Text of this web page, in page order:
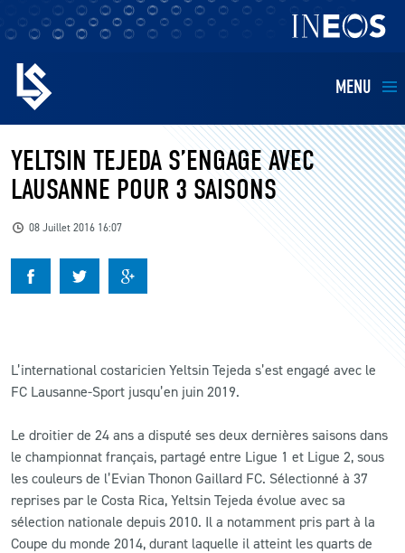
MENU
EQUIPES
BILLETTERIE
KIDS
RESTAURATION
CLUB
CONTACT
ACTUALITÉS
YELTSIN TEJEDA S’ENGAGE AVEC
LAUSANNE POUR 3 SAISONS
08 Juillet 2016 16:07
L’international costaricien Yeltsin Tejeda s’est engagé avec le
FC Lausanne-Sport jusqu’en juin 2019.
Le droitier de 24 ans a disputé ses deux dernières saisons dans
le championnat français, partagé entre Ligue 1 et Ligue 2, sous
les couleurs de l’Evian Thonon Gaillard FC. Sélectionné à 37
reprises par le Costa Rica, Yeltsin Tejeda évolue avec sa
sélection nationale depuis 2010. Il a notamment pris part à la
Coupe du monde 2014, durant laquelle il atteint les quarts de